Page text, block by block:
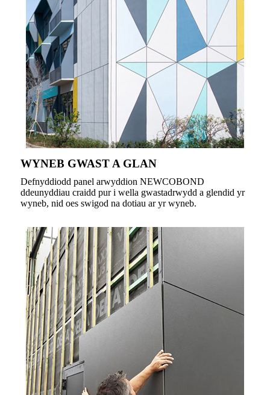
WYNEB GWAST A GLAN
Defnyddiodd panel arwyddion NEWCOBOND
ddeunyddiau craidd pur i wella gwastadrwydd a glendid yr
wyneb, nid oes swigod na dotiau ar yr wyneb.